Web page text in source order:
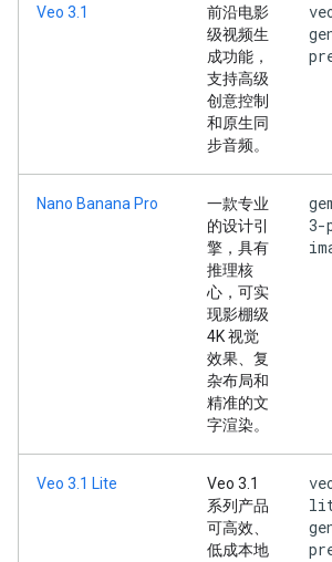
Veo 3.1
前沿电影
级视频生
成功能，
支持高级
创意控制
和原生同
步音频。
Nano Banana Pro
一款专业
的设计引
擎，具有
推理核
心，可实
现影棚级
4K 视觉
效果、复
杂布局和
精准的文
字渲染。
3-
Veo 3.1 Lite
Veo 3.1
系列产品
可高效、
低成本地